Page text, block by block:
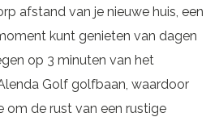
afstand van je nieuwe huis, een
kunt genieten van dagen
op 3 minuten van het
Golf golfbaan, waardoor
de rust van een rustige